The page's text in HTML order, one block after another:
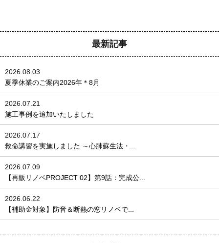
最新記事
2026.08.03
夏季休業のご案内2026年＊8月
2026.07.21
施工事例を追加いたしました
2026.07.17
救命講習を実施しました ～心肺蘇生法・...
2026.07.09
【再販リノベPROJECT 02】第9話：完成公...
2026.06.22
【補助金対象】防音＆断熱の窓リノベで...